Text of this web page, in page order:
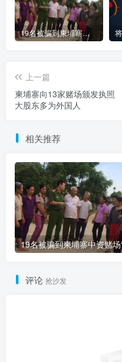
19名被骗到柬埔寨中资赌场“做菠菜”的越南人被解救
上一篇
柬埔寨向13家赌场颁发执照
大股东多为外国人
相关推荐
评论 抢沙发